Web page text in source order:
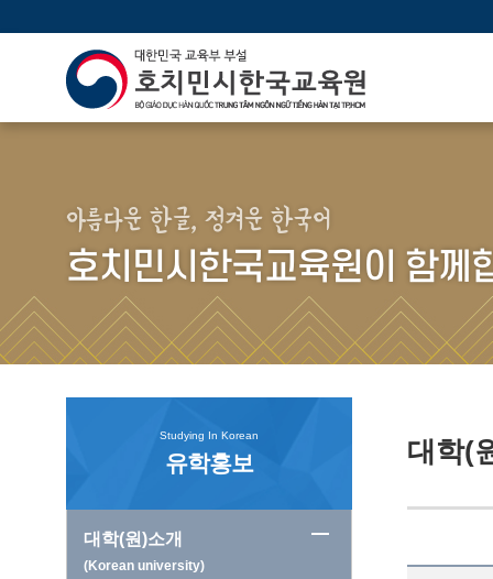
아름다운 한글, 정겨운 한국어
호치민시한국교육원이 함께
Studying In Korean
유학홍보
대학(원)소개
(Korean university)
대학(